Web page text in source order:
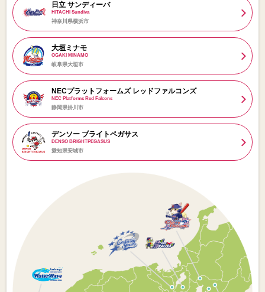
日立 サンディーバ
HITACHI Sundiva
神奈川県横浜市
大垣ミナモ
OGAKI MINAMO
岐阜県大垣市
NECプラットフォームズ レッドファルコンズ
NEC Platforms Red Falcons
静岡県掛川市
デンソー ブライトペガサス
DENSO BRIGHTPEGASUS
愛知県安城市